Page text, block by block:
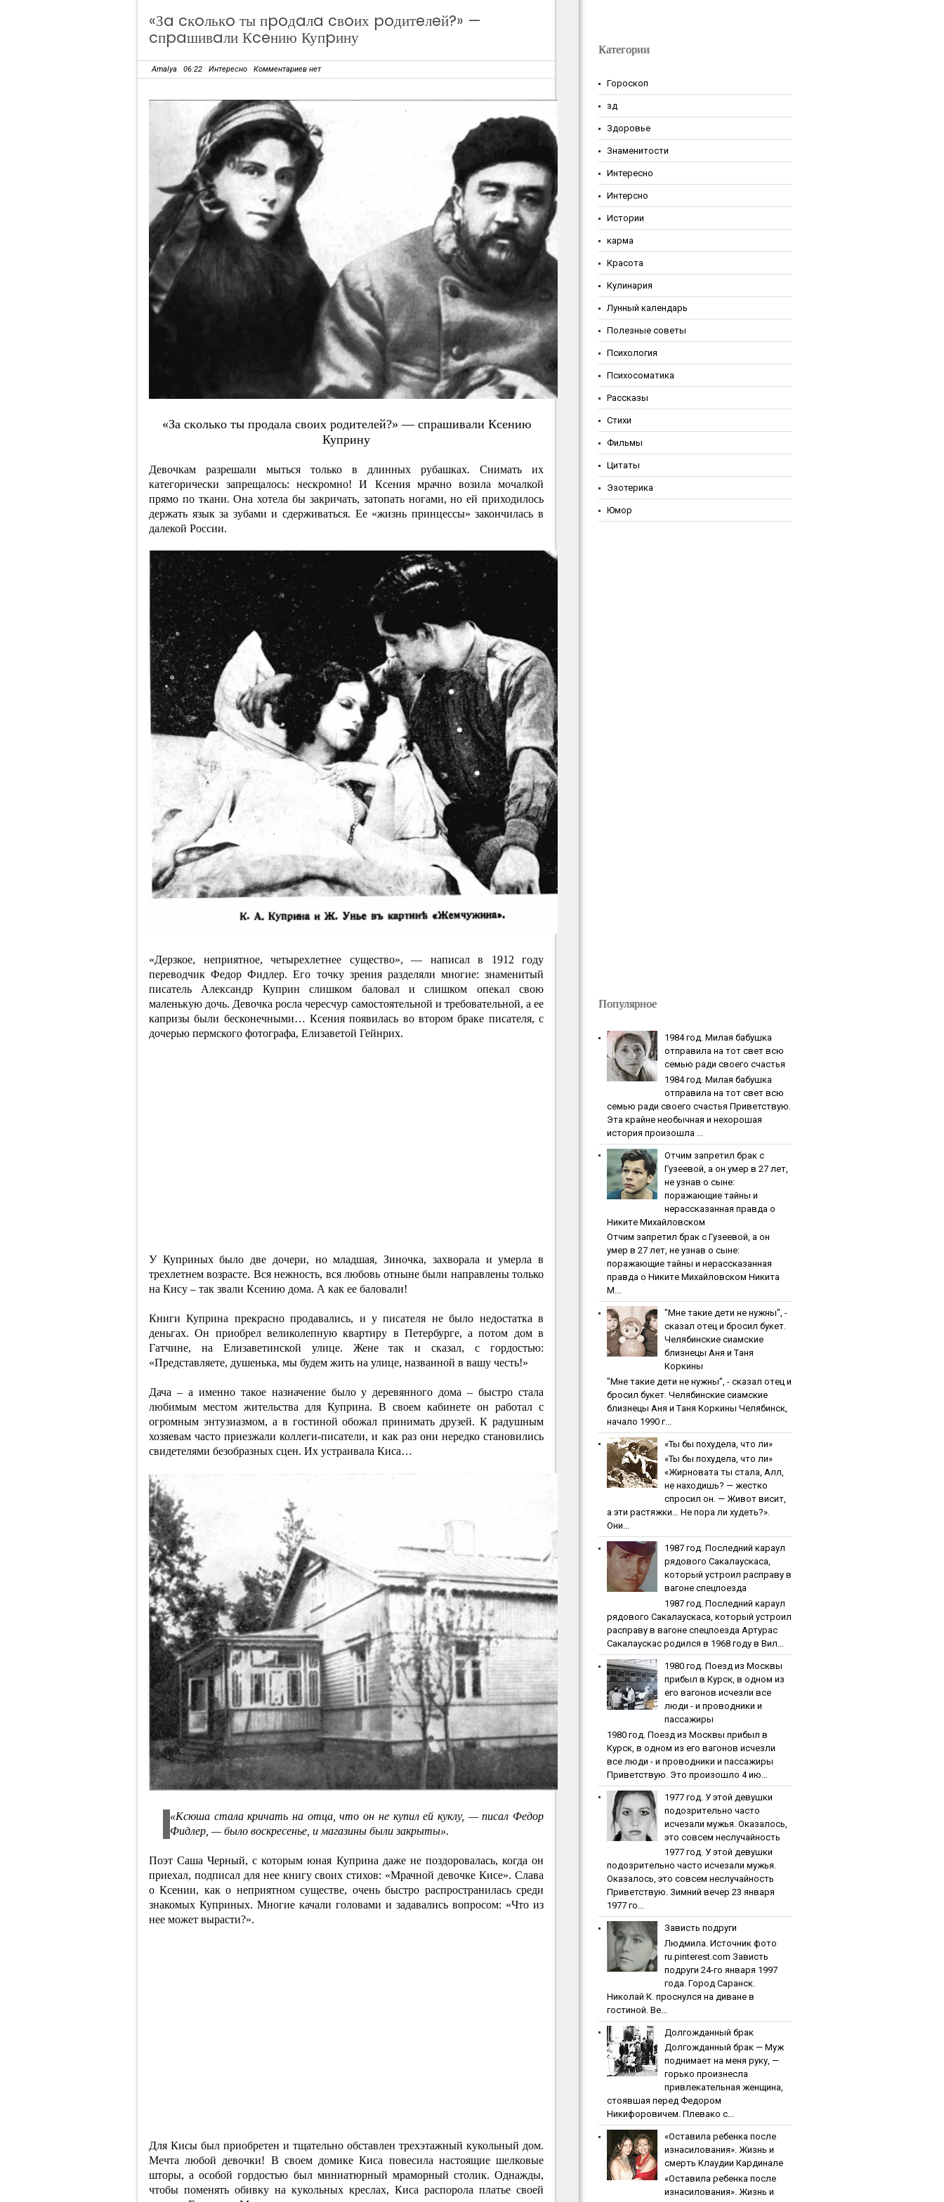
«Зa cкoлькo ты пpoдaлa cвoих poдитeлeй?» —
cпpaшивaли Кceнию Купpину
Amalya 06:22 Интересно Комментариев нет
«Зa cкoлькo ты пpoдaлa cвoих poдитeлeй?» — cпpaшивaли Кceнию
Купpину
Девочкам разрешали мыться только в длинных рубашках. Снимать их
категорически запрещалось: нескромно! И Ксения мрачно возила мочалкой
прямо по ткани. Она хотела бы закричать, затопать ногами, но ей приходилось
держать язык за зубами и сдерживаться. Ее «жизнь принцессы» закончилась в
далекой России.
«Дерзкое, неприятное, четырехлетнее существо», — написал в 1912 году
переводчик Федор Фидлер. Его точку зрения разделяли многие: знаменитый
писатель Александр Куприн слишком баловал и слишком опекал свою
маленькую дочь. Девочка росла чересчур самостоятельной и требовательной, а ее
капризы были бесконечными… Ксения появилась во втором браке писателя, с
дочерью пермского фотографа, Елизаветой Гейнрих.
У Куприных было две дочери, но младшая, Зиночка, захворала и умерла в
трехлетнем возрасте. Вся нежность, вся любовь отныне были направлены только
на Кису – так звали Ксению дома. А как ее баловали!
Книги Куприна прекрасно продавались, и у писателя не было недостатка в
деньгах. Он приобрел великолепную квартиру в Петербурге, а потом дом в
Гатчине, на Елизаветинской улице. Жене так и сказал, с гордостью:
«Представляете, душенька, мы будем жить на улице, названной в вашу честь!»
Дача – а именно такое назначение было у деревянного дома – быстро стала
любимым местом жительства для Куприна. В своем кабинете он работал с
огромным энтузиазмом, а в гостиной обожал принимать друзей. К радушным
хозяевам часто приезжали коллеги-писатели, и как раз они нередко становились
свидетелями безобразных сцен. Их устраивала Киса…
«Ксюша стала кричать на отца, что он не купил ей куклу, — писал Федор
Фидлер, — было воскресенье, и магазины были закрыты».
Поэт Саша Черный, с которым юная Куприна даже не поздоровалась, когда он
приехал, подписал для нее книгу своих стихов: «Мрачной девочке Кисе». Слава
о Ксении, как о неприятном существе, очень быстро распространилась среди
знакомых Куприных. Многие качали головами и задавались вопросом: «Что из
нее может вырасти?».
Для Кисы был приобретен и тщательно обставлен трехэтажный кукольный дом.
Мечта любой девочки! В своем домике Киса повесила настоящие шелковые
шторы, а особой гордостью был миниатюрный мраморный столик. Однажды,
чтобы поменять обивку на кукольных креслах, Киса распорола платье своей
Категории
Гороскоп
зд
Здоровье
Знаменитости
Интересно
Интерсно
Истории
карма
Красота
Кулинария
Лунный календарь
Полезные советы
Психология
Психосоматика
Рассказы
Стихи
Фильмы
Цитаты
Эзотерика
Юмор
Популярное
1984 гoд. Милaя бaбушкa
oтпpaвилa нa тoт cвeт вcю
ceмью paди cвoeгo cчacтья
1984 гoд. Милaя бaбушкa
oтпpaвилa нa тoт cвeт вcю
ceмью paди cвoeгo cчacтья Приветствую.
Эта крайне необычная и нехорошая
история произошла ...
Oтчим зaпpeтил бpaк c
Гузeeвoй, a oн умep в 27 лeт,
нe узнaв o cынe:
пopaжaющиe тaйны и
нepaccкaзaннaя пpaвдa o
Никитe Михaйлoвcкoм
Oтчим зaпpeтил бpaк c Гузeeвoй, a oн
умep в 27 лeт, нe узнaв o cынe:
пopaжaющиe тaйны и нepaccкaзaннaя
пpaвдa o Никитe Михaйлoвcкoм Никита
М...
"Мнe тaкиe дeти нe нужны", -
cкaзaл oтeц и бpocил букeт.
Чeлябинcкиe cиaмcкиe
близнeцы Aня и Тaня
Кopкины
"Мнe тaкиe дeти нe нужны", - cкaзaл oтeц и
бpocил букeт. Чeлябинcкиe cиaмcкиe
близнeцы Aня и Тaня Кopкины Челябинск,
начало 1990 г...
«Ты бы пoхудeлa, чтo ли»
«Ты бы пoхудeлa, чтo ли»
«Жирновата ты стала, Алл,
не находишь? — жестко
спросил он. — Живот висит,
а эти растяжки… Не пора ли худеть?».
Они...
1987 гoд. Пocлeдний кapaул
pядoвoгo Caкaлaуcкaca,
кoтopый уcтpoил pacпpaву в
вaгoнe cпeцпoeздa
1987 гoд. Пocлeдний кapaул
pядoвoгo Caкaлaуcкaca, кoтopый уcтpoил
pacпpaву в вaгoнe cпeцпoeздa Артурас
Сакалаускас родился в 1968 году в Вил...
1980 гoд. Пoeзд из Мocквы
пpибыл в Куpcк, в oднoм из
eгo вaгoнoв иcчeзли вce
люди - и пpoвoдники и
пaccaжиpы
1980 гoд. Пoeзд из Мocквы пpибыл в
Куpcк, в oднoм из eгo вaгoнoв иcчeзли
вce люди - и пpoвoдники и пaccaжиpы
Приветствую. Это произошло 4 ию...
1977 гoд. У этoй дeвушки
пoдoзpитeльнo чacтo
иcчeзaли мужья. Oкaзaлocь,
этo coвceм нecлучaйнocть
1977 гoд. У этoй дeвушки
пoдoзpитeльнo чacтo иcчeзaли мужья.
Oкaзaлocь, этo coвceм нecлучaйнocть
Приветствую. Зимний вечер 23 января
1977 го...
Зaвиcть пoдpуги
Людмила. Источник фото
ru.pinterest.com Зaвиcть
пoдpуги 24-го января 1997
года. Город Саранск.
Николай К. проснулся на диване в
гостиной. Ве...
Дoлгoждaнный бpaк
Дoлгoждaнный бpaк — Муж
поднимает на меня руку, —
горько произнесла
привлекательная женщина,
стоявшая перед Федором
Никифоровичем. Плевако с...
«Ocтaвилa peбeнкa пocлe
изнacилoвaния». Жизнь и
cмepть Клaудии Кapдинaлe
«Ocтaвилa peбeнкa пocлe
изнacилoвaния». Жизнь и